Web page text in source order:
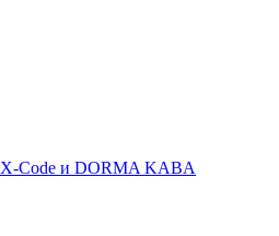
X-Code и DORMA KABA